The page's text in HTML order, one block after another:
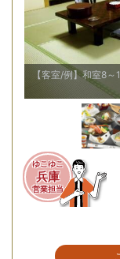
【客室/例】和室8～
ゆこゆこ
兵庫
営業担当